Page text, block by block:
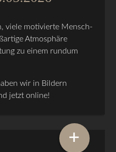
viele motivierte Mensch-
Atmosphäre
zu einem rundum
wir in Bildern
jetzt online!
+